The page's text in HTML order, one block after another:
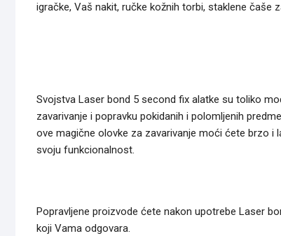
igračke, Vaš nakit, ručke kožnih torbi, staklene čaše
Svojstva Laser bond 5 second fix alatke su toliko
zavarivanje i popravku pokidanih i polomljenih
ove magične olovke za zavarivanje moći ćete brzo i
svoju funkcionalnost.
Popravljene proizvode ćete nakon upotrebe Laser
koji Vama odgovara.